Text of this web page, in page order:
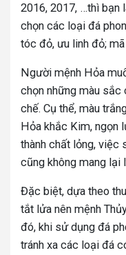
2016, 2017, …thì bạn
chọn các loại đá
tóc đỏ, ưu linh đỏ;
Người mệnh Hỏa
chọn những màu sắc
chế. Cụ thể, màu
Hỏa khắc Kim, ngọn
thành chất lỏng, việc
cũng không mang lại
Đặc biệt, dựa theo
tắt lửa nên mệnh
đó, khi sử dụng đá
tránh xa các loại đá